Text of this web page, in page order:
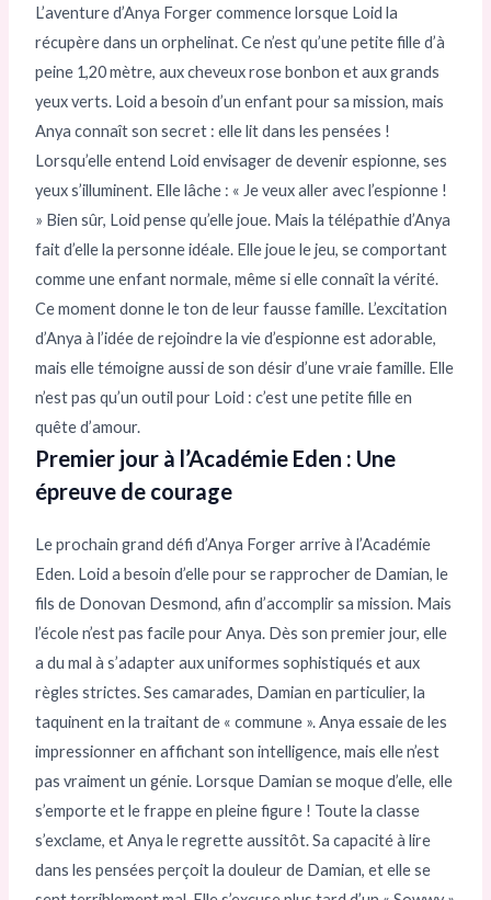
L’aventure d’Anya Forger commence lorsque Loid la
récupère dans un orphelinat. Ce n’est qu’une petite fille d’à
peine 1,20 mètre, aux cheveux rose bonbon et aux grands
yeux verts. Loid a besoin d’un enfant pour sa mission, mais
Anya connaît son secret : elle lit dans les pensées !
Lorsqu’elle entend Loid envisager de devenir espionne, ses
yeux s’illuminent. Elle lâche : « Je veux aller avec l’espionne !
» Bien sûr, Loid pense qu’elle joue. Mais la télépathie d’Anya
fait d’elle la personne idéale. Elle joue le jeu, se comportant
comme une enfant normale, même si elle connaît la vérité.
Ce moment donne le ton de leur fausse famille. L’excitation
d’Anya à l’idée de rejoindre la vie d’espionne est adorable,
mais elle témoigne aussi de son désir d’une vraie famille. Elle
n’est pas qu’un outil pour Loid : c’est une petite fille en
quête d’amour.
Premier jour à l’Académie Eden : Une
épreuve de courage
Le prochain grand défi d’Anya Forger arrive à l’Académie
Eden. Loid a besoin d’elle pour se rapprocher de Damian, le
fils de Donovan Desmond, afin d’accomplir sa mission. Mais
l’école n’est pas facile pour Anya. Dès son premier jour, elle
a du mal à s’adapter aux uniformes sophistiqués et aux
règles strictes. Ses camarades, Damian en particulier, la
taquinent en la traitant de « commune ». Anya essaie de les
impressionner en affichant son intelligence, mais elle n’est
pas vraiment un génie. Lorsque Damian se moque d’elle, elle
s’emporte et le frappe en pleine figure ! Toute la classe
s’exclame, et Anya le regrette aussitôt. Sa capacité à lire
dans les pensées perçoit la douleur de Damian, et elle se